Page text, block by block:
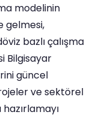
modelinin
gelmesi,
bazlı çalışma
Bilgisayar
güncel
ve sektörel